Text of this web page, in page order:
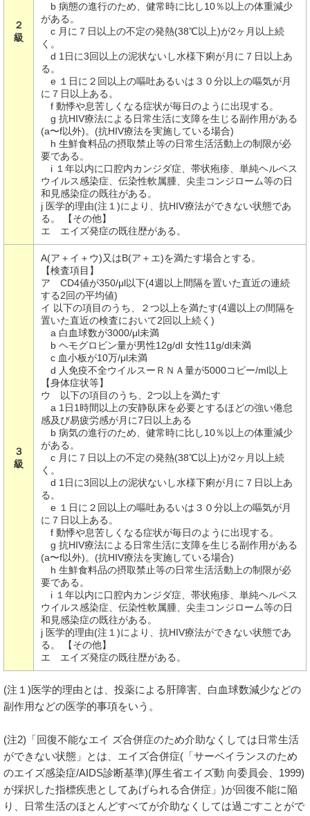
２
級
b 病態の進行のため、健常時に比し10％以上の体重減少
がある。
c 月に７日以上の不定の発熱(38℃以上)が2ヶ月以上続
く。
d 1日に3回以上の泥状ないし水様下痢が月に７日以上あ
る。
e １日に２回以上の嘔吐あるいは３０分以上の嘔気が月
に７日以上ある。
f 動悸や息苦しくなる症状が毎日のように出現する。
g 抗HIV療法による日常生活に支障を生じる副作用がある
(a〜f以外)。(抗HIV療法を実施している場合)
h 生鮮食料品の摂取禁止等の日常生活活動上の制限が必
要である。
i １年以内に口腔内カンジダ症、帯状疱疹、単純ヘルペス
ウイルス感染症、伝染性軟属腫、尖圭コンジローム等の日
和見感染症の既往がある。
j 医学的理由(注１)により、抗HIV療法ができない状態であ
る。 【その他】
エ エイズ発症の既往歴がある。
３
級
A(ア＋イ＋ウ)又はB(ア＋エ)を満たす場合とする。
【検査項目】
ア CD4値が350/μl以下(4週以上間隔を置いた直近の連続
する2回の平均値)
イ 以下の項目のうち、２つ以上を満たす(4週以上の間隔を
置いた直近の検査において2回以上続く)
a 白血球数が3000/μl未満
b ヘモグロビン量が男性12g/dl 女性11g/dl未満
c 血小板が10万/μl未満
d 人免疫不全ウイルスーＲＮＡ量が5000コピー/ml以上
【身体症状等】
ウ 以下の項目のうち、2つ以上を満たす
a 1日1時間以上の安静臥床を必要とするほどの強い倦怠
感及び易疲労感が月に7日以上ある
b 病気の進行のため、健常時に比し10％以上の体重減少
がある。
c 月に７日以上の不定の発熱(38℃以上)が2ヶ月以上続
く。
d 1日に3回以上の泥状ないし水様下痢が月に７日以上あ
る。
e １日に２回以上の嘔吐あるいは３０分以上の嘔気が月
に７日以上ある。
f 動悸や息苦しくなる症状が毎日のように出現する。
g 抗HIV療法による日常生活に支障を生じる副作用がある
(a〜f以外)。(抗HIV療法を実施している場合)
h 生鮮食料品の摂取禁止等の日常生活活動上の制限が必
要である。
i １年以内に口腔内カンジダ症、帯状疱疹、単純ヘルペス
ウイルス感染症、伝染性軟属腫、尖圭コンジローム等の日
和見感染症の既往がある。
j 医学的理由(注１)により、抗HIV療法ができない状態であ
る。 【その他】
エ エイズ発症の既往歴がある。
(注１)医学的理由とは、投薬による肝障害、白血球数減少などの
副作用などの医学的事項をいう。
(注2)「回復不能なエイ ズ合併症のため介助なくしては日常生活
ができない状態」とは、エイズ合併症(「サーベイランスのため
のエイズ感染症/AIDS診断基準)(厚生省エイズ動 向委員会、1999)
が採択した指標疾患としてあげられる合併症」)が回復不能に陥
り、日常生活のほとんどすべてが介助なくしては過ごすことがで